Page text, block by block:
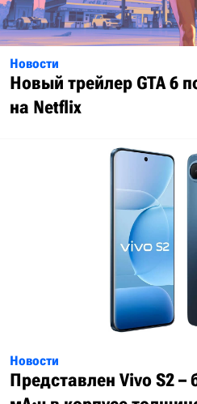
Новости
Новый трейлер GTA 6
на Netflix
Новости
Представлен Vivo S2 –